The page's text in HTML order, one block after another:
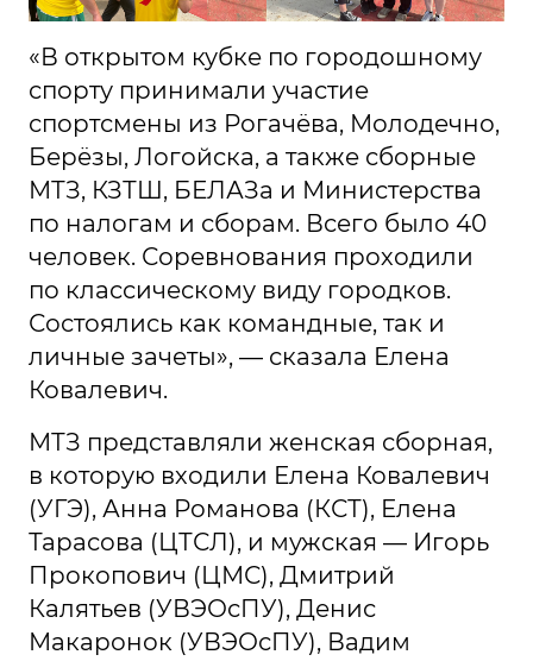
«В открытом кубке по городошному
спорту принимали участие
спортсмены из Рогачёва, Молодечно,
Берёзы, Логойска, а также сборные
МТЗ, КЗТШ, БЕЛАЗа и Министерства
по налогам и сборам. Всего было 40
человек. Соревнования проходили
по классическому виду городков.
Состоялись как командные, так и
личные зачеты», — сказала Елена
Ковалевич.
МТЗ представляли женская сборная,
в которую входили Елена Ковалевич
(УГЭ), Анна Романова (КСТ), Елена
Тарасова (ЦТСЛ), и мужская — Игорь
Прокопович (ЦМС), Дмитрий
Калятьев (УВЭОсПУ), Денис
Макаронок (УВЭОсПУ), Вадим